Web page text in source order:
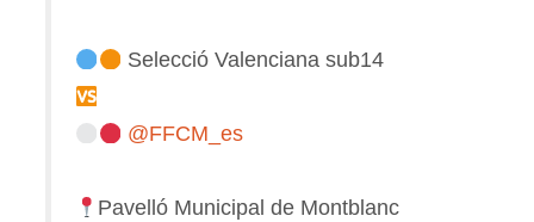
Selecció Valenciana sub14
@FFCM_es
Pavelló Municipal de Montblanc